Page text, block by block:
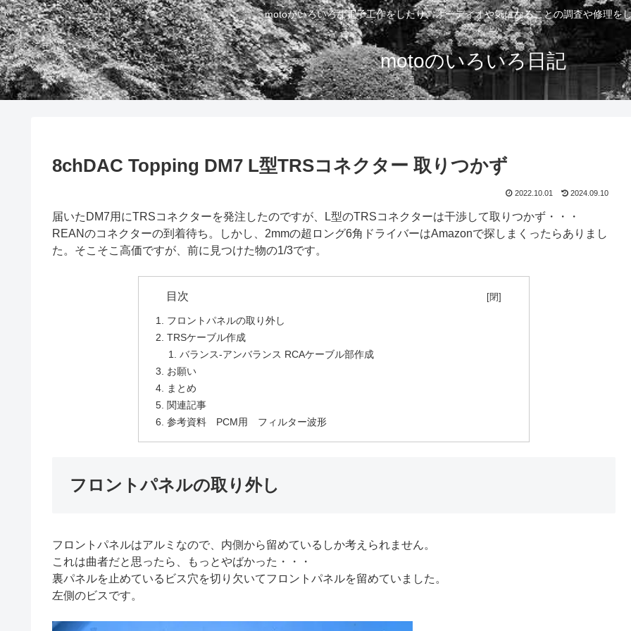
motoがいろいろな電子工作をしたり、オーディオや気になることの調査や修理を
motoのいろいろ日記
8chDAC Topping DM7 L型TRSコネクター 取りつかず
2022.10.01 2024.09.10
届いたDM7用にTRSコネクターを発注したのですが、L型のTRSコネクターは干渉して取りつかず・・・
REANのコネクターの到着待ち。しかし、2mmの超ロング6角ドライバーはAmazonで探しまくったらありまし
た。そこそこ高価ですが、前に見つけた物の1/3です。
目次
フロントパネルの取り外し
TRSケーブル作成
バランス-アンバランス RCAケーブル部作成
お願い
まとめ
関連記事
参考資料 PCM用 フィルター波形
フロントパネルの取り外し
フロントパネルはアルミなので、内側から留めているしか考えられません。
これは曲者だと思ったら、もっとやばかった・・・
裏パネルを止めているビス穴を切り欠いてフロントパネルを留めていました。
左側のビスです。